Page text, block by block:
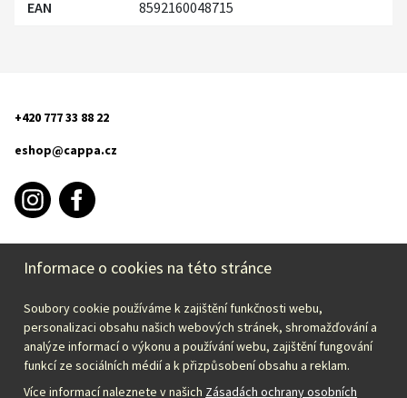
EAN
8592160048715
+420 777 33 88 22
eshop@cappa.cz
INFORMACE O NÁKUPU
CAPPA
Zvolte svou zemi:
Informace o cookies na této stránce
Soubory cookie používáme k zajištění funkčnosti webu,
personalizaci obsahu našich webových stránek, shromažďování a
analýze informací o výkonu a používání webu, zajištění fungování
funkcí ze sociálních médií a k přizpůsobení obsahu a reklam.
Více informací naleznete v našich Zásadách ochrany osobních